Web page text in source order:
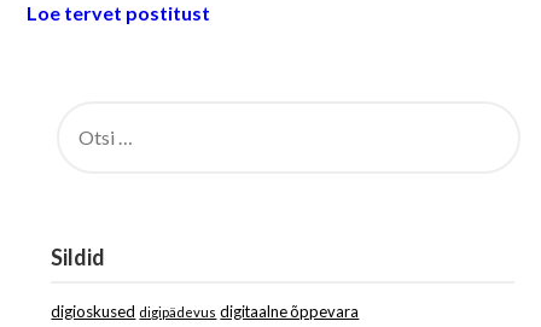
Loe tervet postitust
Sildid
digioskused digipädevus digitaalne õppevara